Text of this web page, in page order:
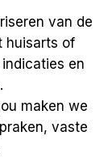
van de
huisarts of
en
maken we
vaste